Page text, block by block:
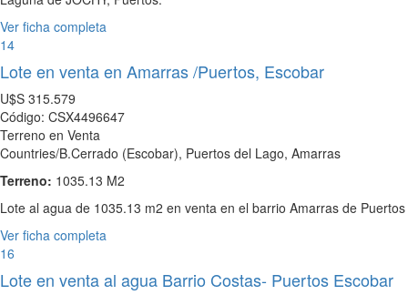
Ver ficha completa
14
Lote en venta en Amarras /Puertos, Escobar
U$S 315.579
Código: CSX4496647
Terreno en Venta
Countries/B.Cerrado (Escobar), Puertos del Lago, Amarras
Terreno: 1035.13 M2
Lote al agua de 1035.13 m2 en venta en el barrio Amarras de Puertos
Ver ficha completa
16
Lote en venta al agua Barrio Costas- Puertos Escobar